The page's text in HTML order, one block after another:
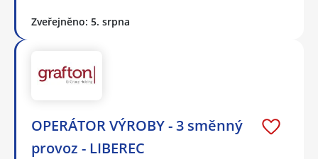
Zveřejněno: 5. srpna
OPERÁTOR VÝROBY - 3 směnný
provoz - LIBEREC